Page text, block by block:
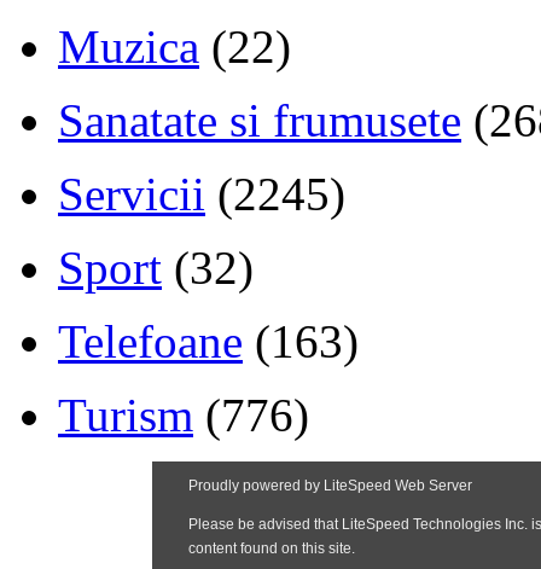
Muzica (22)
Sanatate si frumusete
Servicii (2245)
Sport (32)
Telefoane (163)
Turism (776)